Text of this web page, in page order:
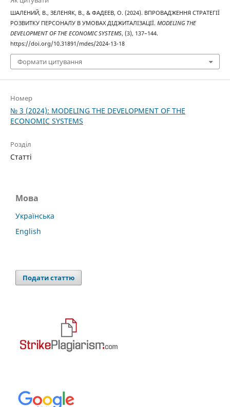
ШАЛЕНИЙ, В., ЗЕЛЕНЯК, В., & ФАДЕЕВ, О. (2024). ВПРОВАДЖЕННЯ СТРАТЕГІЇ
РОЗВИТКУ ПЕРСОНАЛУ В УМОВАХ ДІДЖИТАЛІЗАЦІЇ. MODELING THE
DEVELOPMENT OF THE ECONOMIC SYSTEMS, (3), 137–144.
https://doi.org/10.31891/mdes/2024-13-18
Формати цитування
Номер
№ 3 (2024): MODELING THE DEVELOPMENT OF THE
ECONOMIC SYSTEMS
Розділ
Статті
Мова
Українська
English
Подати статтю